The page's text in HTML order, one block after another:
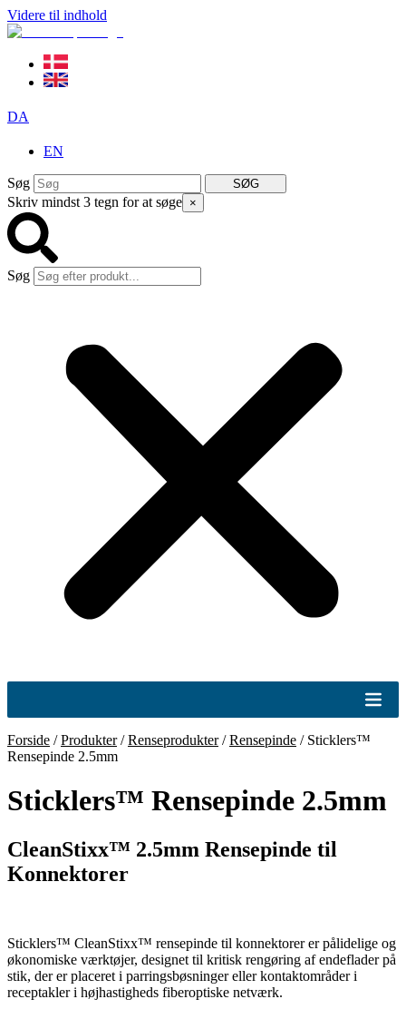
Videre til indhold
DA
EN
Søg SØG
Skriv mindst 3 tegn for at søge ×
Søg
Forside /Produkter/Renseprodukter/Rensepinde / Sticklers™
Rensepinde 2.5mm
Sticklers™ Rensepinde 2.5mm
CleanStixx™ 2.5mm Rensepinde til
Konnektorer
Sticklers™ CleanStixx™ rensepinde til konnektorer er pålidelige og
økonomiske værktøjer, designet til kritisk rengøring af endeflader på
stik, der er placeret i parringsbøsninger eller kontaktområder i
receptakler i højhastigheds fiberoptiske netværk.